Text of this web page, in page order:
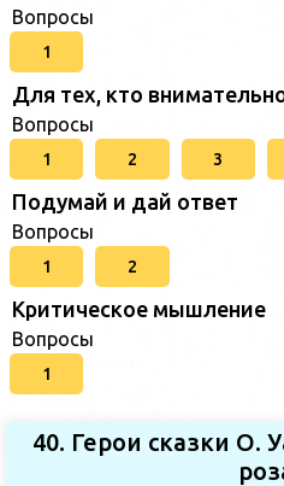
Вопросы
1
Для тех, кто
Вопросы
1 2 3
Подумай и дай ответ
Вопросы
1 2
Критическое мышление
Вопросы
1
40. Герои сказки О.